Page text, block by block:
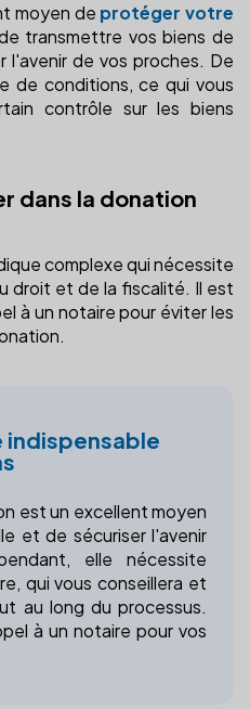
moyen de protéger votre
transmettre vos biens de
de vos proches. De
de conditions, ce qui vous
contrôle sur les biens
dans la donation
complexe qui nécessite
droit et de la fiscalité. Il est
à un notaire pour éviter les
indispensable
est un excellent moyen
et de sécuriser l'avenir
elle nécessite
qui vous conseillera et
au long du processus.
à un notaire pour vos